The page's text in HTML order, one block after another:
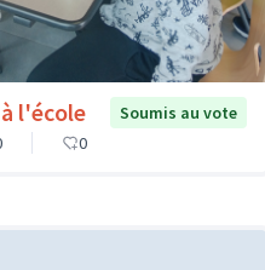
l'école
Soumis au vote
0